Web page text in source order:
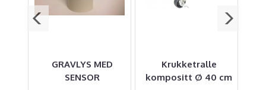
GRAVLYS MED
SENSOR
Krukketralle
kompositt Ø 40 cm